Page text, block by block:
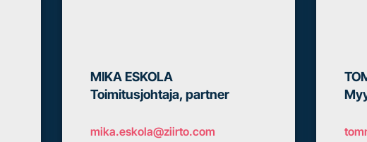
MIKA ESKOLA
Toimitusjohtaja, partner
mika.eskola@ziirto.com